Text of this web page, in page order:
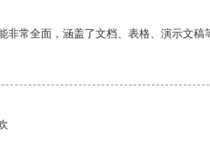
非常全面，涵盖了文档、表格、演示文